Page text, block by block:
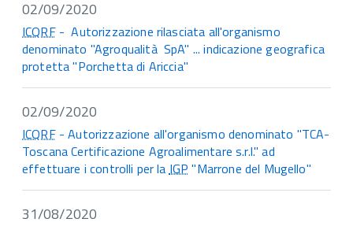
02/09/2020
ICQRF- Autorizzazione rilasciata all'organismo
denominato "Agroqualità SpA" ... indicazione geografica
protetta "Porchetta di Ariccia"
02/09/2020
ICQRF- Autorizzazione all'organismo denominato "TCA-
Toscana Certificazione Agroalimentare s.r.l." ad
effettuare i controlli per laIGP "Marrone del Mugello"
31/08/2020